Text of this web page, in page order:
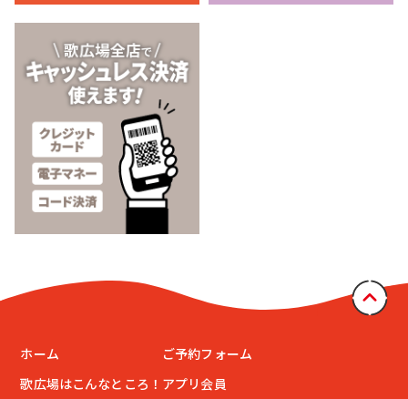
ホーム
歌広場はこんなところ！
ご予約フォーム
アプリ会員